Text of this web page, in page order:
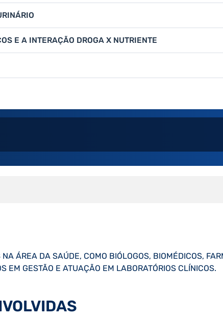
E A INTERAÇÃO DROGA X NUTRIENTE
ÁREA DA SAÚDE, COMO BIÓLOGOS, BIOMÉDICOS,
EM GESTÃO E ATUAÇÃO EM LABORATÓRIOS CLÍNICOS.